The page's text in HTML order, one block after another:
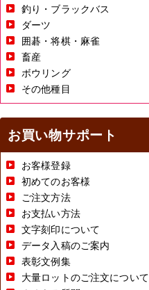
釣り・ブラックバス
ダーツ
囲碁・将棋・麻雀
畜産
ボウリング
その他種目
お買い物サポート
お客様登録
初めてのお客様
ご注文方法
お支払い方法
文字刻印について
データ入稿のご案内
表彰文例集
大量ロットのご注文について